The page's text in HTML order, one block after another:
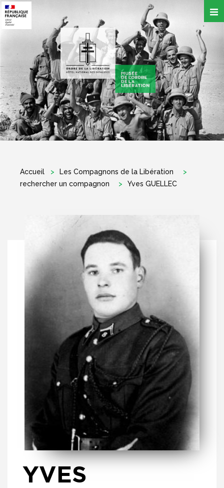
contenu
principal
Accueil
Les Compagnons de la Libération
rechercher un compagnon
Yves GUELLEC
YVES